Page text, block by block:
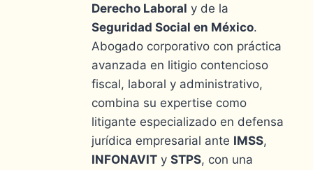
Derecho Laboral y de la
Seguridad Social en México.
Abogado corporativo con práctica
avanzada en litigio contencioso
fiscal, laboral y administrativo,
combina su expertise como
litigante especializado en defensa
jurídica empresarial ante IMSS,
INFONAVIT ySTPS, con una